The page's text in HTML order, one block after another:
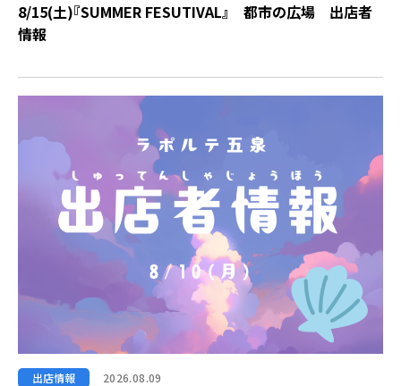
8/15(土)『SUMMER FESUTIVAL』 都市の広場 出店者
情報
出店情報 2026.08.09